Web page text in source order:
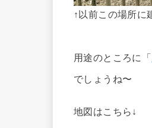
↑以前この場所に
用途のところに「
でしょうね〜
地図はこちら↓